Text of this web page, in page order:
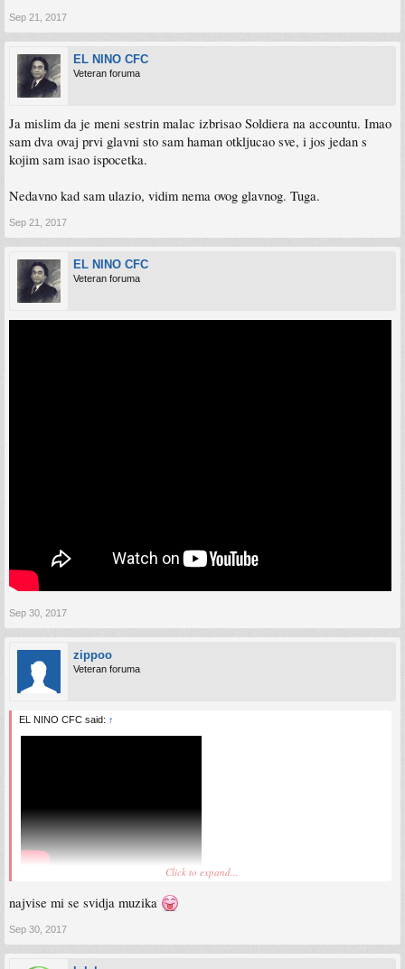
Sep 21, 2017
EL NINO CFC
Veteran foruma
Ja mislim da je meni sestrin malac izbrisao Soldiera na accountu. Imao
sam dva ovaj prvi glavni sto sam haman otkljucao sve, i jos jedan s
kojim sam isao ispocetka.
Nedavno kad sam ulazio, vidim nema ovog glavnog. Tuga.
Sep 21, 2017
EL NINO CFC
Veteran foruma
Sep 30, 2017
zippoo
Veteran foruma
EL NINO CFC said: ↑
Click to expand...
najvise mi se svidja muzika
Sep 30, 2017